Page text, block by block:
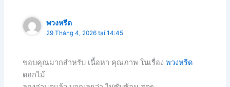
พวงหรีด
29 Tháng 4, 2026 tại 14:45
ขอบคุณมากสำหรับ เนื้อหา คุณภาพ ในเรื่องพวงหรีด
ดอกไม้